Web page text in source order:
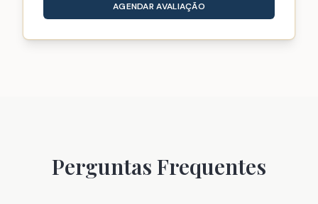
AGENDAR AVALIAÇÃO
Perguntas Frequentes